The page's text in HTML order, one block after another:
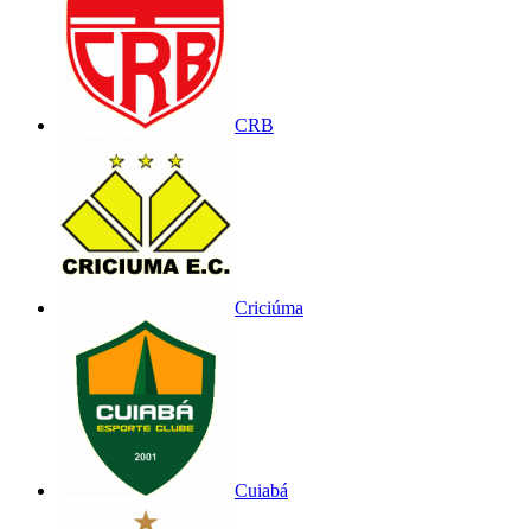
CRB
Criciúma
Cuiabá